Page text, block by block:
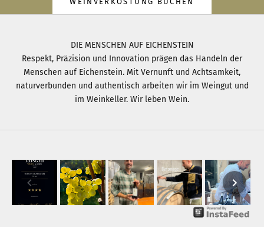
DIE MENSCHEN AUF EICHENSTEIN
Respekt, Präzision und Innovation prägen das Handeln der
Menschen auf Eichenstein. Mit Vernunft und Achtsamkeit,
naturverbunden und authentisch arbeiten wir im Weingut und
im Weinkeller. Wir leben Wein.